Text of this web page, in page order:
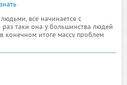
все начинается с
таки она у большинства людей
конечном итоге массу проблем